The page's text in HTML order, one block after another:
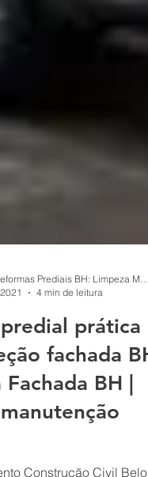
4 min de leitura
prática
fachada BH
BH |